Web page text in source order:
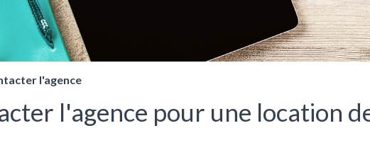
l'agence
l'agence pour une location